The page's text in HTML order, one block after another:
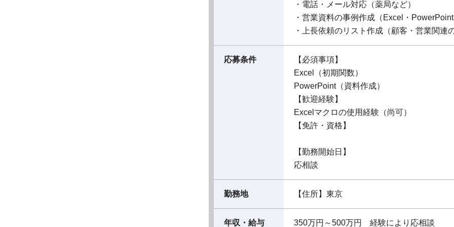
・電話・メール対応（薬局など）
・営業資料の事例作成（Excel・PowerPoint
・上長依頼のリスト作成（顧客・営業関連
応募条件
【必須事項】
Excel（初期関数）
PowerPoint（資料作成）
【歓迎経験】
Excelマクロの使用経験（尚可）
【免許・資格】
【勤務開始日】
応相談
勤務地 【住所】東京
年収・給与 350万円～500万円 経験により応相談